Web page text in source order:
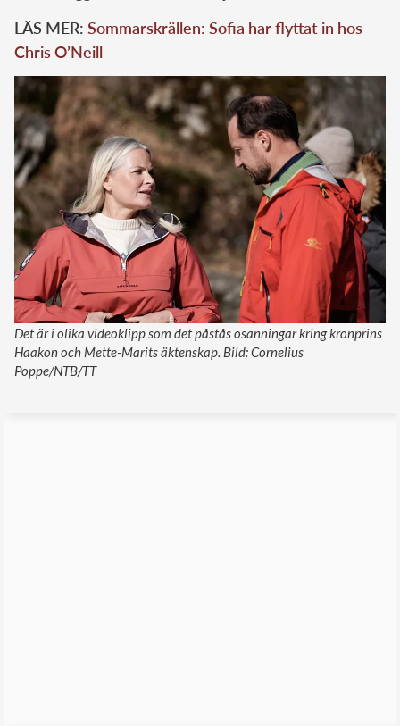
LÄS MER: Sommarskrällen: Sofia har flyttat in hos
Chris O’Neill
Det är i olika videoklipp som det påstås osanningar kring kronprins
Haakon och Mette-Marits äktenskap. Bild: Cornelius
Poppe/NTB/TT